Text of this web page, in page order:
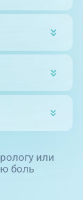
или
боль